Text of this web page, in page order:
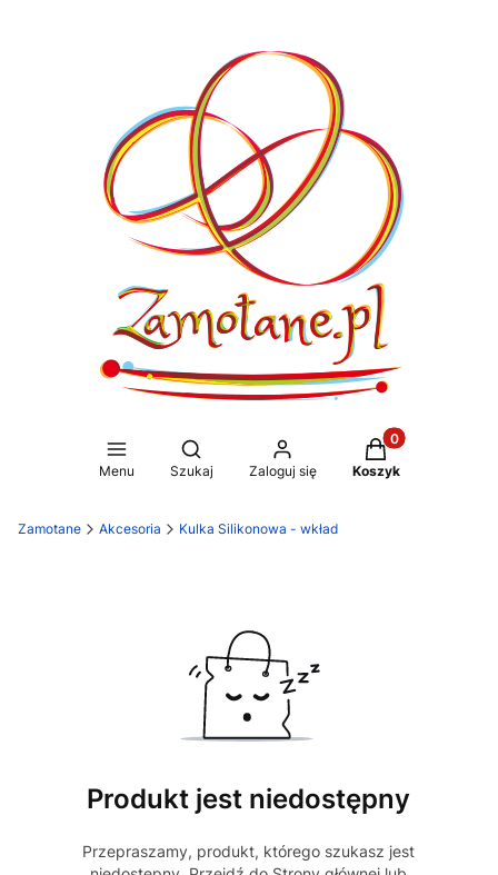
Menu
Otwórz wyszukiwarkę
Szukaj Zaloguj się
Produkty w
Koszyk
Zamotane Akcesoria Kulka Silikonowa - wkład
Produkt jest niedostępny
Przepraszamy, produkt, którego szukasz jest